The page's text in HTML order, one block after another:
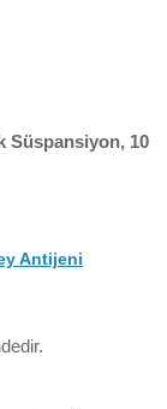
Süspansiyon, 10
Antijeni